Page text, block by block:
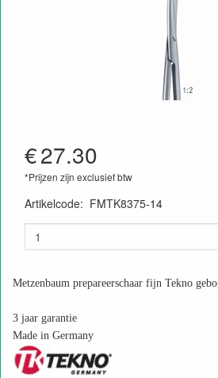
€27.30
*Prijzen zijn exclusief btw
Artikelcode: FMTK8375-14
Metzenbaum prepareerschaar fijn Tekno
3 jaar garantie
Made in Germany